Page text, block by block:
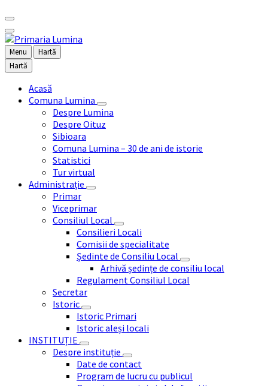
Menu
Hartă
Hartă
Acasă
Comuna Lumina
Despre Lumina
Despre Oituz
Sibioara
Comuna Lumina – 30 de ani de istorie
Statistici
Tur virtual
Administrație
Primar
Viceprimar
Consiliul Local
Consilieri Locali
Comisii de specialitate
Ședinte de Consiliu Local
Arhivă ședințe de consiliu local
Regulament Consiliul Local
Secretar
Istoric
Istoric Primari
Istoric aleși locali
INSTITUȚIE
Despre instituție
Date de contact
Program de lucru cu publicul